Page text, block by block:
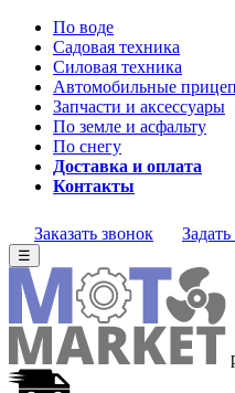
По воде
Садовая техника
Силовая техника
Автомобильные
Запчасти и аксессуары
По земле и асфальту
По снегу
Доставка и оплата
Контакты
Заказать звонок
☰